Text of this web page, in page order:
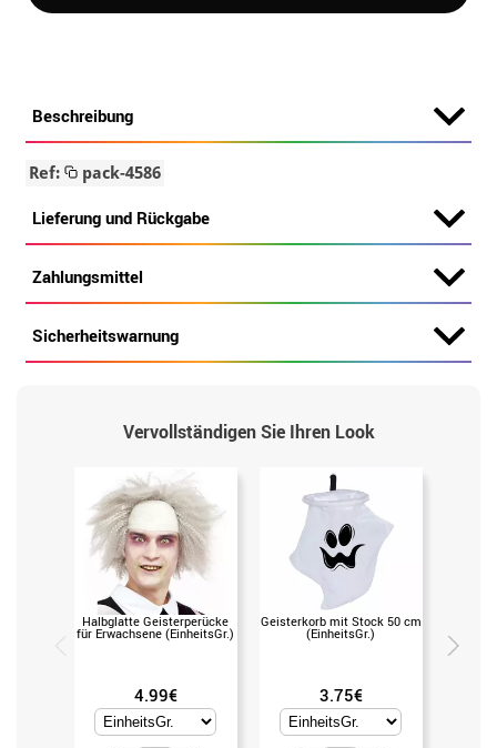
Beschreibung
Ref: pack-4586
Lieferung und Rückgabe
Zahlungsmittel
Sicherheitswarnung
Vervollständigen Sie Ihren Look
Halbglatte Geisterperücke
für Erwachsene (EinheitsGr.)
4.99€
Geisterkorb mit Stock 50 cm
(EinheitsGr.)
3.75€